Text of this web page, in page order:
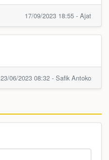
17/09/2023 18:55 - Ajat
23/06/2023 08:32 - Safik Antoko